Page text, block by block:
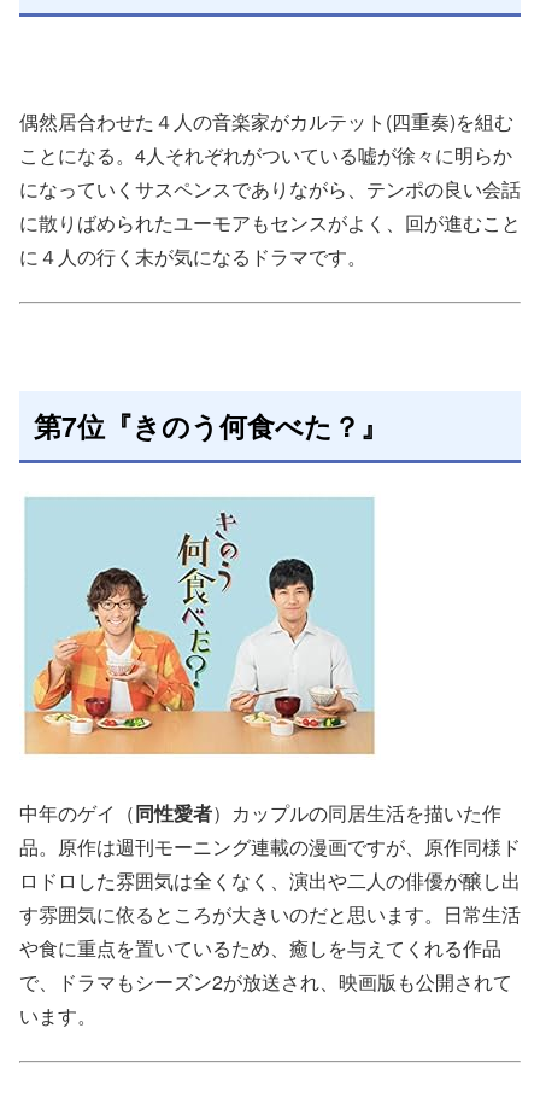
偶然居合わせた４人の音楽家がカルテット(四重奏)を組む
ことになる。4人それぞれがついている嘘が徐々に明らか
になっていくサスペンスでありながら、テンポの良い会話
に散りばめられたユーモアもセンスがよく、回が進むこと
に４人の行く末が気になるドラマです。
第7位『きのう何食べた？』
中年のゲイ（同性愛者）カップルの同居生活を描いた作
品。原作は週刊モーニング連載の漫画ですが、原作同様ド
ロドロした雰囲気は全くなく、演出や二人の俳優が醸し出
す雰囲気に依るところが大きいのだと思います。日常生活
や食に重点を置いているため、癒しを与えてくれる作品
で、ドラマもシーズン2が放送され、映画版も公開されて
います。